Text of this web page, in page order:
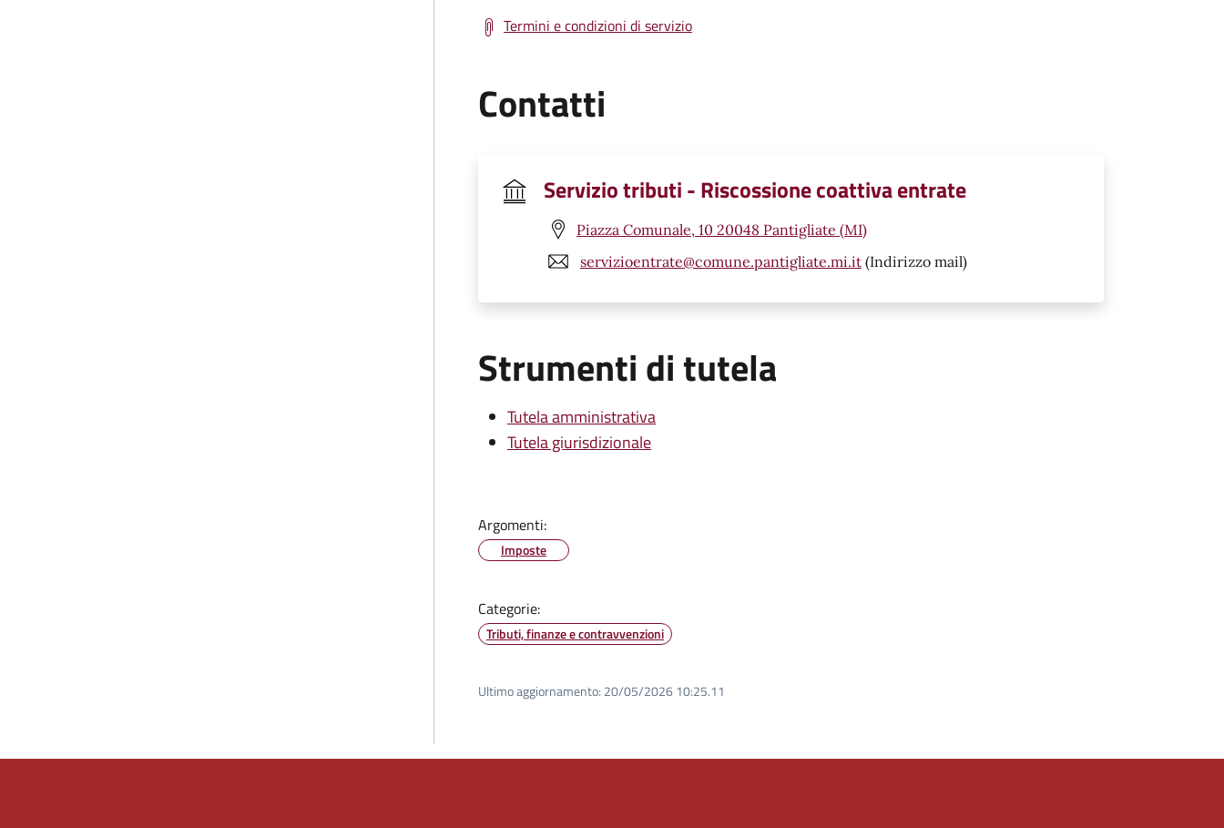
Termini e condizioni di servizio
Contatti
Servizio tributi - Riscossione coattiva entrate
Piazza Comunale, 10 20048 Pantigliate (MI)
servizioentrate@comune.pantigliate.mi.it (Indirizzo mail)
Strumenti di tutela
Tutela amministrativa
Tutela giurisdizionale
Argomenti:
Imposte
Categorie:
Tributi, finanze e contravvenzioni
Ultimo aggiornamento: 20/05/2026 10:25.11